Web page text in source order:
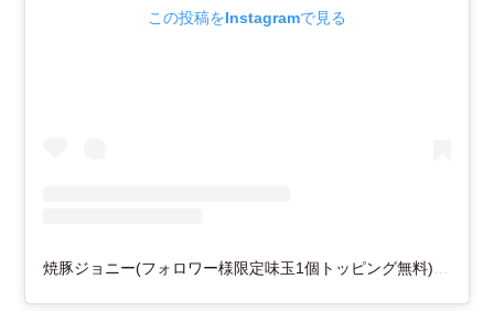
この投稿をInstagramで見る
焼豚ジョニー(フォロワー様限定味玉1個トッピング無料)(@yakibuta_johnny)がシェアした投稿